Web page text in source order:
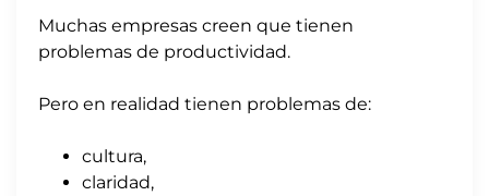
Muchas empresas creen que tienen
problemas de productividad.
Pero en realidad tienen problemas de:
cultura,
claridad,